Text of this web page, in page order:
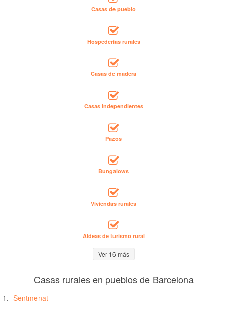
Casas de pueblo
Hospederías rurales
Casas de madera
Casas independientes
Pazos
Bungalows
Viviendas rurales
Aldeas de turismo rural
Ver 16 más
Casas rurales en pueblos de Barcelona
1.- Sentmenat